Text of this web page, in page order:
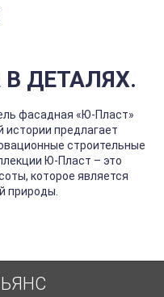
ДЕТАЛЯХ.
фасадная «Ю-Пласт»
истории предлагает
строительные
Ю-Пласт – это
которое является
природы.